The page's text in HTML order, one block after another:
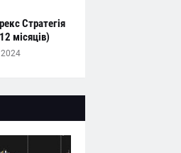
Стратегія
місяців)